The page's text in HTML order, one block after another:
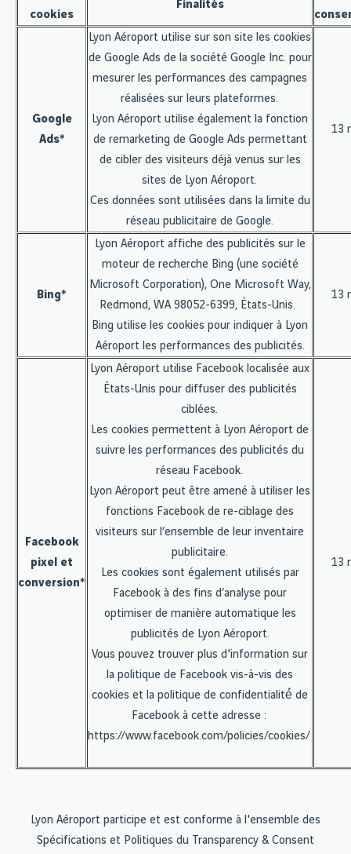
cookies
Finalités
Google
Ads*
Lyon Aéroport utilise sur son site les cookies
de Google Ads de la société Google Inc. pour
mesurer les performances des campagnes
réalisées sur leurs plateformes.
Lyon Aéroport utilise également la fonction
de remarketing de Google Ads permettant
de cibler des visiteurs déjà venus sur les
sites de Lyon Aéroport.
Ces données sont utilisées dans la limite du
réseau publicitaire de Google.
13
Bing*
Lyon Aéroport affiche des publicités sur le
moteur de recherche Bing (une société
Microsoft Corporation), One Microsoft Way,
Redmond, WA 98052-6399, États-Unis.
Bing utilise les cookies pour indiquer à Lyon
Aéroport les performances des publicités.
13
Facebook
pixel et
conversion*
Lyon Aéroport utilise Facebook localisée aux
États-Unis pour diffuser des publicités
ciblées.
Les cookies permettent à Lyon Aéroport de
suivre les performances des publicités du
réseau Facebook.
Lyon Aéroport peut être amené à utiliser les
fonctions Facebook de re-ciblage des
visiteurs sur l’ensemble de leur inventaire
publicitaire.
Les cookies sont également utilisés par
Facebook à des fins d’analyse pour
optimiser de manière automatique les
publicités de Lyon Aéroport.
Vous pouvez trouver plus d'information sur
la politique de Facebook vis-à-vis des
cookies et la politique de confidentialité́ de
Facebook à cette adresse :
https://www.facebook.com/policies/cookies/
13
Lyon Aéroport participe et est conforme à l'ensemble des
Spécifications et Politiques du Transparency & Consent